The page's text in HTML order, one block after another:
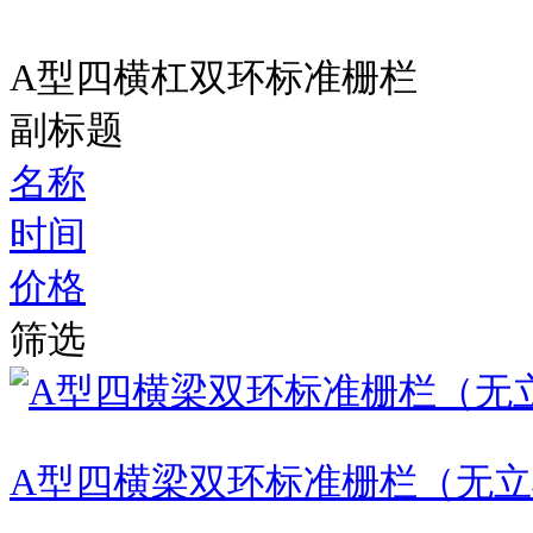
A型四横杠双环标准栅栏
副标题
名称
时间
价格
筛选
A型四横梁双环标准栅栏（无